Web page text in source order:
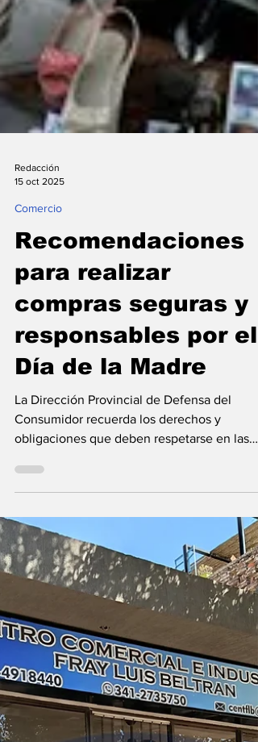
15 oct 2025
Comercio
Recomendaciones
para realizar
compras seguras y
responsables por el
Día de la Madre
La Dirección Provincial de Defensa del
obligaciones que deben respetarse en las
compras en el marco de los consumos por el
Día de la Madre, tanto en locales físicos
en plataformas online. Con motivo del Día
la Madre , la Dirección Provincial de Defensa
del Consumidor ofrece a la población una
serie de recomendaciones para que las
compras se realicen de forma segura,
informada y responsable. Entre las
recomendaciones se r